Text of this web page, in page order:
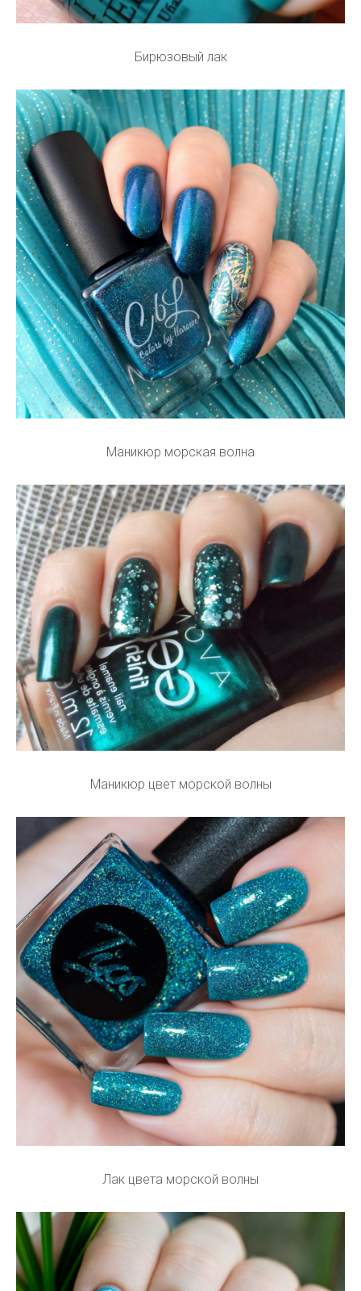
Бирюзовый лак
Маникюр морская волна
Маникюр цвет морской волны
Лак цвета морской волны